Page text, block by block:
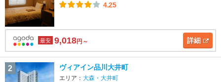
4.25
最安 9,018円～ 詳細
2 ヴィアイン品川大井町
エリア： 大森・大井町